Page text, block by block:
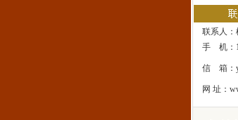
雅士象
一处修身
联系人：
手 机：
信 箱：
网 址：